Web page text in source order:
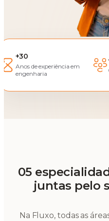
+30
Anos de experiência em
engenharia
05
juntas pelo
Na Fluxo, todas as